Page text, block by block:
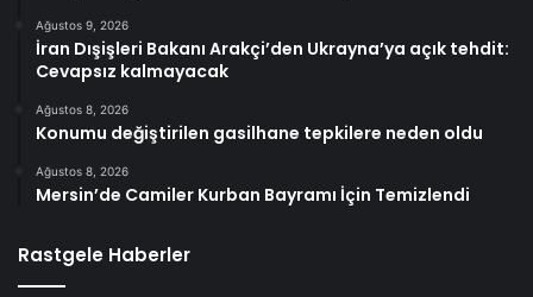
Ağustos 9, 2026
İran Dışişleri Bakanı Arakçi’den Ukrayna’ya açık tehdit:
Cevapsız kalmayacak
Ağustos 8, 2026
Konumu değiştirilen gasilhane tepkilere neden oldu
Ağustos 8, 2026
Mersin’de Camiler Kurban Bayramı İçin Temizlendi
Rastgele Haberler